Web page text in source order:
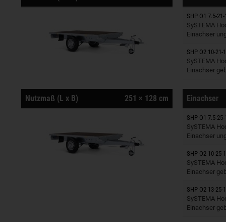
SHP O1 7.5-21-
SySTEMA
Einachser
SHP O2 10-21-
SySTEMA
Einachser
Nutzmaß (L x B) 251 × 128 cm Einachser
SHP O1 7.5-25-
SySTEMA
Einachser
SHP O2 10-25-
SySTEMA
Einachser
SHP O2 13-25-
SySTEMA
Einachser